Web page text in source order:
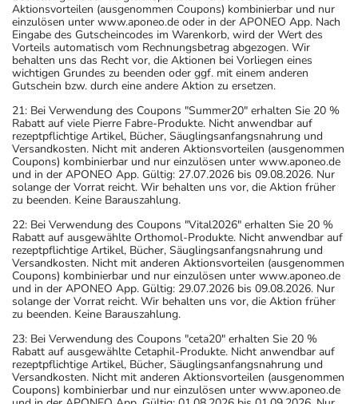
Aktionsvorteilen (ausgenommen Coupons) kombinierbar und nur
einzulösen unter www.aponeo.de oder in der APONEO App. Nach
Eingabe des Gutscheincodes im Warenkorb, wird der Wert des
Vorteils automatisch vom Rechnungsbetrag abgezogen. Wir
behalten uns das Recht vor, die Aktionen bei Vorliegen eines
wichtigen Grundes zu beenden oder ggf. mit einem anderen
Gutschein bzw. durch eine andere Aktion zu ersetzen.
21: Bei Verwendung des Coupons "Summer20" erhalten Sie 20 %
Rabatt auf viele Pierre Fabre-Produkte. Nicht anwendbar auf
rezeptpflichtige Artikel, Bücher, Säuglingsanfangsnahrung und
Versandkosten. Nicht mit anderen Aktionsvorteilen (ausgenommen
Coupons) kombinierbar und nur einzulösen unter www.aponeo.de
und in der APONEO App. Gültig: 27.07.2026 bis 09.08.2026. Nur
solange der Vorrat reicht. Wir behalten uns vor, die Aktion früher
zu beenden. Keine Barauszahlung.
22: Bei Verwendung des Coupons "Vital2026" erhalten Sie 20 %
Rabatt auf ausgewählte Orthomol-Produkte. Nicht anwendbar auf
rezeptpflichtige Artikel, Bücher, Säuglingsanfangsnahrung und
Versandkosten. Nicht mit anderen Aktionsvorteilen (ausgenommen
Coupons) kombinierbar und nur einzulösen unter www.aponeo.de
und in der APONEO App. Gültig: 29.07.2026 bis 09.08.2026. Nur
solange der Vorrat reicht. Wir behalten uns vor, die Aktion früher
zu beenden. Keine Barauszahlung.
23: Bei Verwendung des Coupons "ceta20" erhalten Sie 20 %
Rabatt auf ausgewählte Cetaphil-Produkte. Nicht anwendbar auf
rezeptpflichtige Artikel, Bücher, Säuglingsanfangsnahrung und
Versandkosten. Nicht mit anderen Aktionsvorteilen (ausgenommen
Coupons) kombinierbar und nur einzulösen unter www.aponeo.de